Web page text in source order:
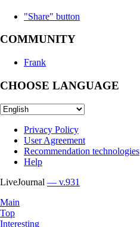
"Share" button
COMMUNITY
Frank
CHOOSE LANGUAGE
Privacy Policy
User Agreement
Recommendation technologies
Help
LiveJournal — v.931
Main
Top
Interesting